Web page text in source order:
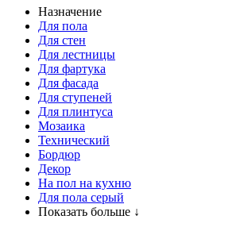
Назначение
Для пола
Для стен
Для лестницы
Для фартука
Для фасада
Для ступеней
Для плинтуса
Мозаика
Технический
Бордюр
Декор
На пол на кухню
Для пола серый
Показать больше ↓